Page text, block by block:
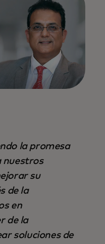
la promesa
nuestros
su
de la
en
de la
soluciones de